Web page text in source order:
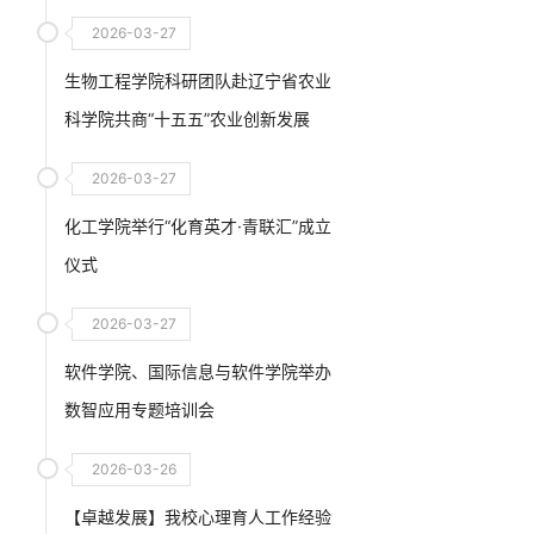
2026-03-27
生物工程学院科研团队赴辽宁省农业
科学院共商“十五五”农业创新发展
2026-03-27
化工学院举行“化育英才·青联汇”成立
仪式
2026-03-27
软件学院、国际信息与软件学院举办
数智应用专题培训会
2026-03-26
【卓越发展】我校心理育人工作经验